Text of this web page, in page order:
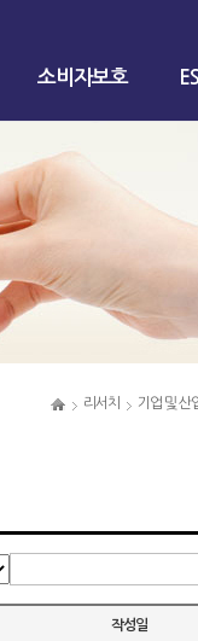
소비자보호
리서치 기업 및 산
작성일